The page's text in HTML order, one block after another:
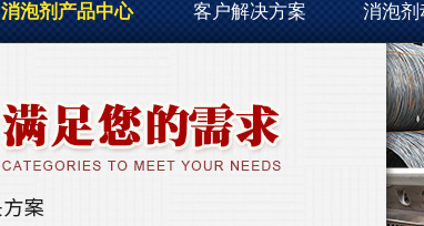
消泡剂产品中心 客户解决方案 消泡剂